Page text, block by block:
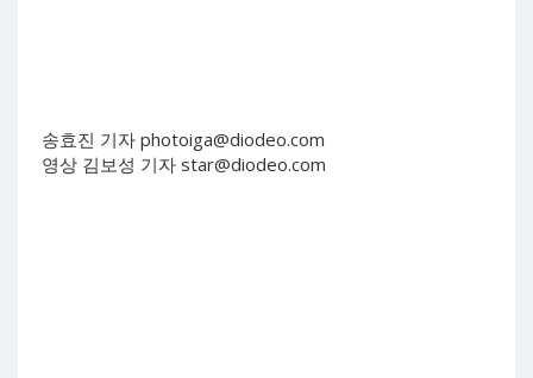
송효진 기자 photoiga@diodeo.com
영상 김보성 기자 star@diodeo.com